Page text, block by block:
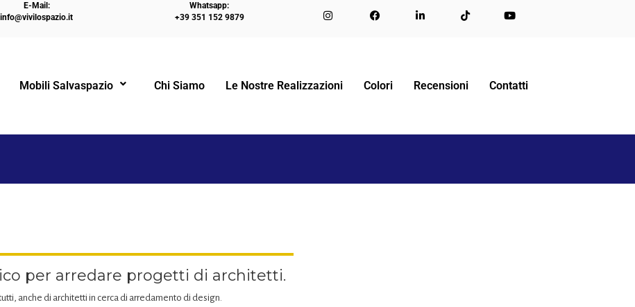
E-Mail:
info@vivilospazio.it
Whatsapp:
+39 351 152 9879
Mobili Salvaspazio Chi Siamo Le Nostre Realizzazioni Colori Recensioni Contatti
per arredare progetti di architetti.
anche di architetti in cerca di arredamento di design.